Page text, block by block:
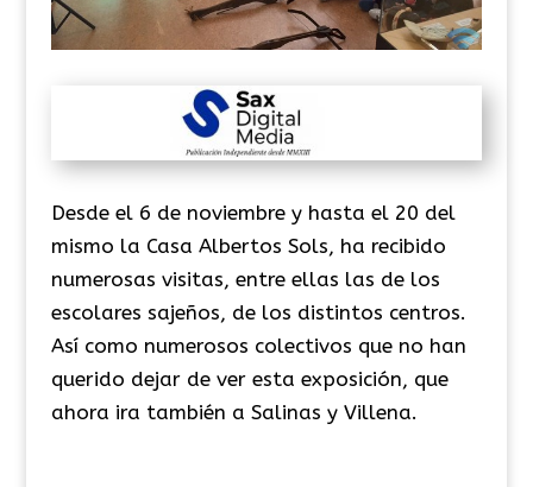
Desde el 6 de noviembre y hasta el 20 del
mismo la Casa Albertos Sols, ha recibido
numerosas visitas, entre ellas las de los
escolares sajeños, de los distintos centros.
Así como numerosos colectivos que no han
querido dejar de ver esta exposición, que
ahora ira también a Salinas y Villena.